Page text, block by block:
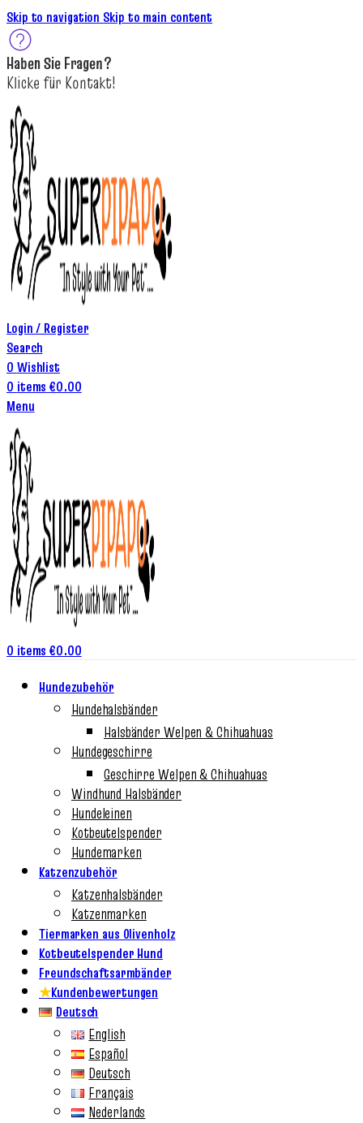
Skip to navigation Skip to main content
Haben SieFragen?
Klicke für Kontakt!
Login / Register
Search
0 Wishlist
0 items €0.00
Menu
0 items €0.00
Hundezubehör
Hundehalsbänder
Halsbänder Welpen & Chihuahuas
Hundegeschirre
Geschirre Welpen & Chihuahuas
Windhund Halsbänder
Hundeleinen
Kotbeutelspender
Hundemarken
Katzenzubehör
Katzenhalsbänder
Katzenmarken
Tiermarken aus Olivenholz
Kotbeutelspender Hund
Freundschaftsarmbänder
★Kundenbewertungen
Deutsch
English
Español
Deutsch
Français
Nederlands